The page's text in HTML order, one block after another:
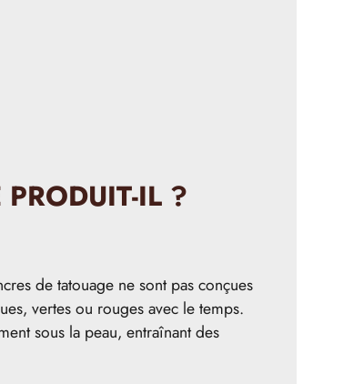
IL ?
de tatouage ne sont pas conçues
vertes ou rouges avec le temps.
sous la peau, entraînant des